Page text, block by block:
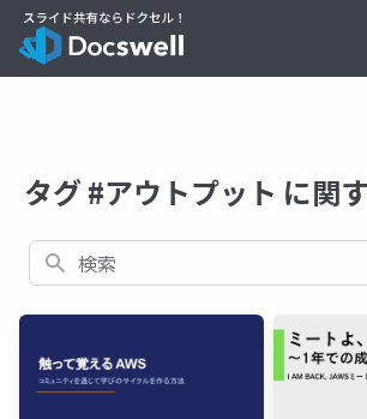
タグ #アウトプット に関
検索